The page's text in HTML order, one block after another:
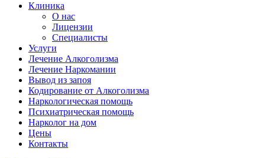
Клиника
О нас
Лицензии
Специалисты
Услуги
Лечение Алкоголизма
Лечение Наркомании
Вывод из запоя
Кодирование от Алкоголизма
Наркологическая помощь
Психиатрическая помощь
Нарколог на дом
Цены
Контакты